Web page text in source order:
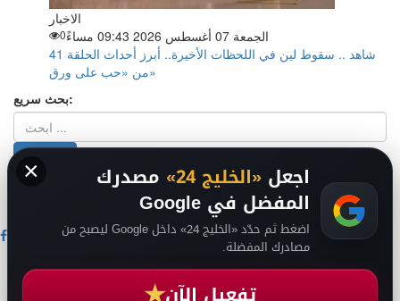
الاخبار
الجمعة 07 أغسطس 2026 09:43 مساءً
0
شاهد .. سقوط لين في اللحظات الأخيرة.. أبرز أحداث الحلقة 41
من «حب على ورق»
بحث سريع:
2026 سياسة الخصوصية- حقوق الملكية الفكرية DMCA - من نحن-
فريق التحرير
اخبار السعودية
× اجعل «الخليج 24» مصدرك
المفضل في Google
اضغط ثم حدّد «الخليج 24» داخل Google ليصبح من
مصادرك المفضلة.